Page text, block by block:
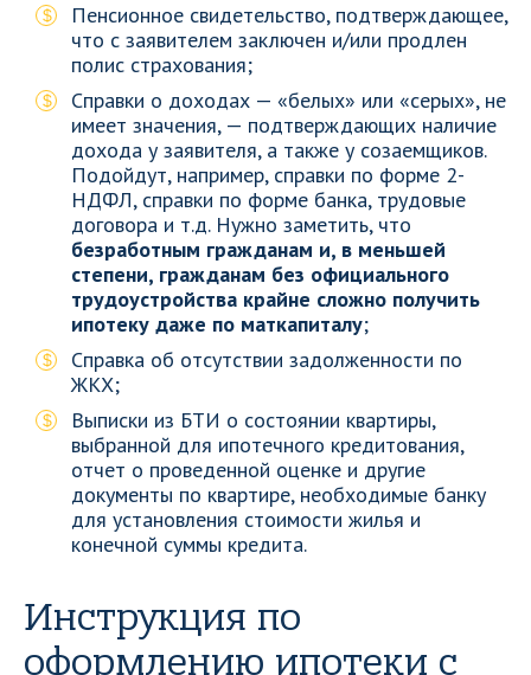
Пенсионное свидетельство, подтверждающее,
что с заявителем заключен и/или продлен
полис страхования;
Справки о доходах — «белых» или «серых», не
имеет значения, — подтверждающих наличие
дохода у заявителя, а также у созаемщиков.
Подойдут, например, справки по форме 2-
НДФЛ, справки по форме банка, трудовые
договора и т.д. Нужно заметить, что
безработным гражданам и, в меньшей
степени, гражданам без официального
трудоустройства крайне сложно получить
ипотеку даже по маткапиталу;
Справка об отсутствии задолженности по
ЖКХ;
Выписки из БТИ о состоянии квартиры,
выбранной для ипотечного кредитования,
отчет о проведенной оценке и другие
документы по квартире, необходимые банку
для установления стоимости жилья и
конечной суммы кредита.
Инструкция по
оформлению ипотеки с